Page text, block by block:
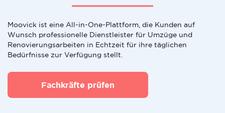
Moovick ist eine All-in-One-Plattform, die Kunden auf
Wunsch professionelle Dienstleister für Umzüge und
Renovierungsarbeiten in Echtzeit für ihre täglichen
Bedürfnisse zur Verfügung stellt.
Fachkräfte prüfen